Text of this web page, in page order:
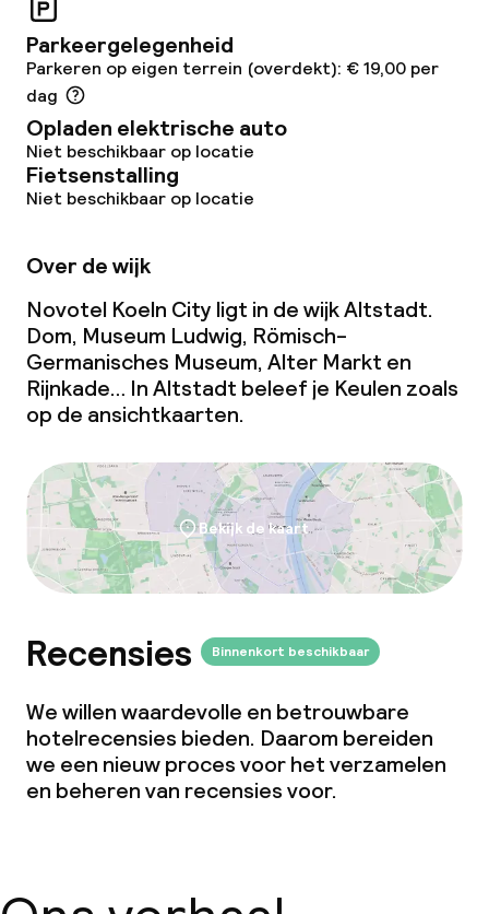
Conferentieruimte
Vergaderruimte
Beleid
Overal rookvrij
Parkeergelegenheid
Parkeren op eigen terrein (overdekt): € 19,00 per
dag
Opladen elektrische auto
Niet beschikbaar op locatie
Fietsenstalling
Niet beschikbaar op locatie
Over de wijk
Novotel Koeln City ligt in de wijk Altstadt.
Dom, Museum Ludwig, Römisch-
Germanisches Museum, Alter Markt en
Rijnkade… In Altstadt beleef je Keulen zoals
op de ansichtkaarten.
Bekijk de kaart
Recensies Binnenkort beschikbaar
We willen waardevolle en betrouwbare
hotelrecensies bieden. Daarom bereiden
we een nieuw proces voor het verzamelen
en beheren van recensies voor.